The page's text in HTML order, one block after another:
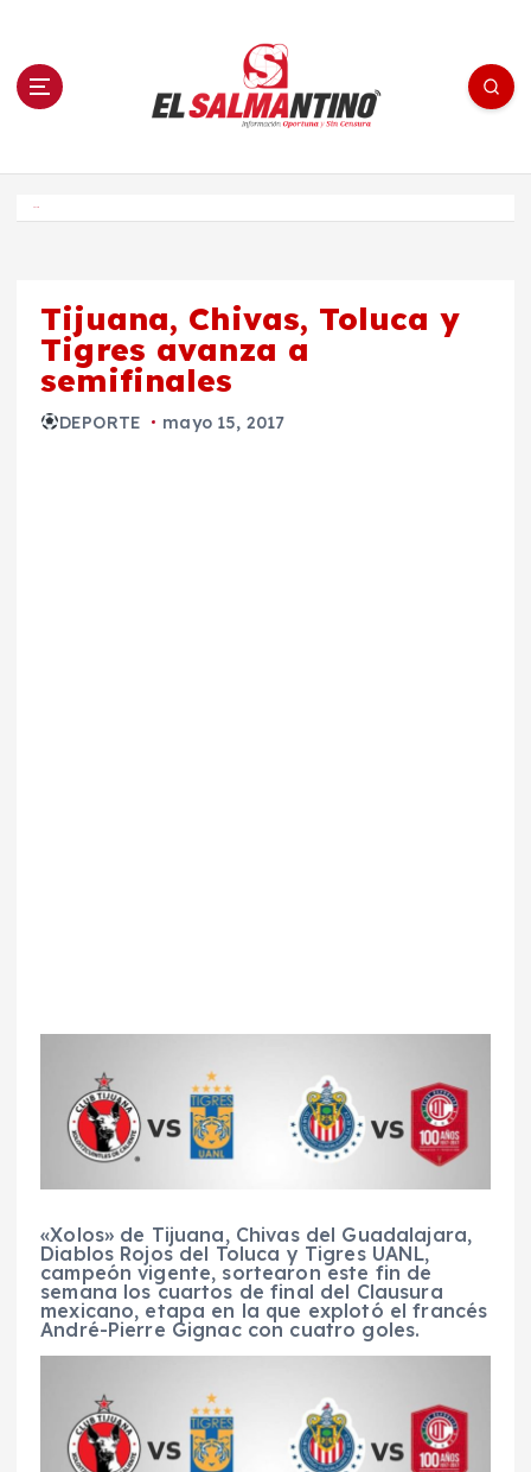
n El Salmantino - medios/noticias/editorial
Tijuana, Chivas, Toluca y
Tigres avanza a
semifinales
DEPORTE mayo 15, 2017
«Xolos» de Tijuana, Chivas del Guadalajara,
Diablos Rojos del Toluca y Tigres UANL,
campeón vigente, sortearon este fin de
semana los cuartos de final del Clausura
mexicano, etapa en la que explotó el francés
André-Pierre Gignac con cuatro goles.